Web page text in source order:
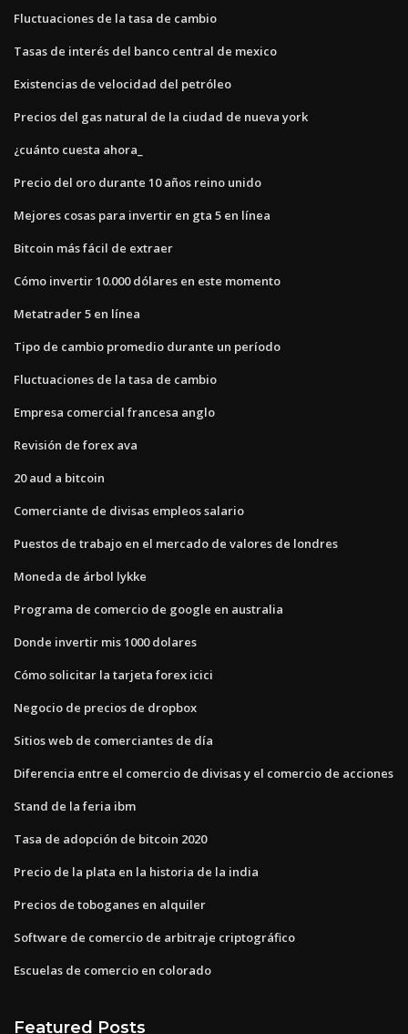
Fluctuaciones de la tasa de cambio
Tasas de interés del banco central de mexico
Existencias de velocidad del petróleo
Precios del gas natural de la ciudad de nueva york
¿cuánto cuesta ahora_
Precio del oro durante 10 años reino unido
Mejores cosas para invertir en gta 5 en línea
Bitcoin más fácil de extraer
Cómo invertir 10.000 dólares en este momento
Metatrader 5 en línea
Tipo de cambio promedio durante un período
Fluctuaciones de la tasa de cambio
Empresa comercial francesa anglo
Revisión de forex ava
20 aud a bitcoin
Comerciante de divisas empleos salario
Puestos de trabajo en el mercado de valores de londres
Moneda de árbol lykke
Programa de comercio de google en australia
Donde invertir mis 1000 dolares
Cómo solicitar la tarjeta forex icici
Negocio de precios de dropbox
Sitios web de comerciantes de día
Diferencia entre el comercio de divisas y el comercio de acciones
Stand de la feria ibm
Tasa de adopción de bitcoin 2020
Precio de la plata en la historia de la india
Precios de toboganes en alquiler
Software de comercio de arbitraje criptográfico
Escuelas de comercio en colorado
Featured Posts